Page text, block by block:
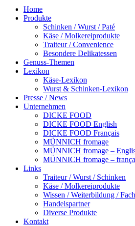
Home
Produkte
Schinken / Wurst / Paté
Käse / Molkereiprodukte
Traiteur / Convenience
Besondere Delikatessen
Genuss-Themen
Lexikon
Käse-Lexikon
Wurst & Schinken-Lexikon
Presse / News
Unternehmen
DICKE FOOD
DICKE FOOD English
DICKE FOOD Français
MÜNNICH fromage
MÜNNICH fromage –
MÜNNICH fromage –
Links
Traiteur / Wurst / Schinken
Käse / Molkereiprodukte
Wissen / Weiterbildung /
Handelspartner
Diverse Produkte
Kontakt